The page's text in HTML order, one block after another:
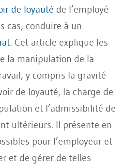
de loyauté de l’employé
cas, conduire à un
. Cet article explique les
la manipulation de la
y compris la gravité
de loyauté, la charge de
et l’admissibilité de
ultérieurs. Il présente en
pour l’employeur et
et de gérer de telles